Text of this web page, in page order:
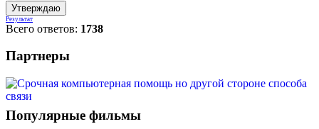
Результат
Всего ответов: 1738
Партнеры
Популярные фильмы